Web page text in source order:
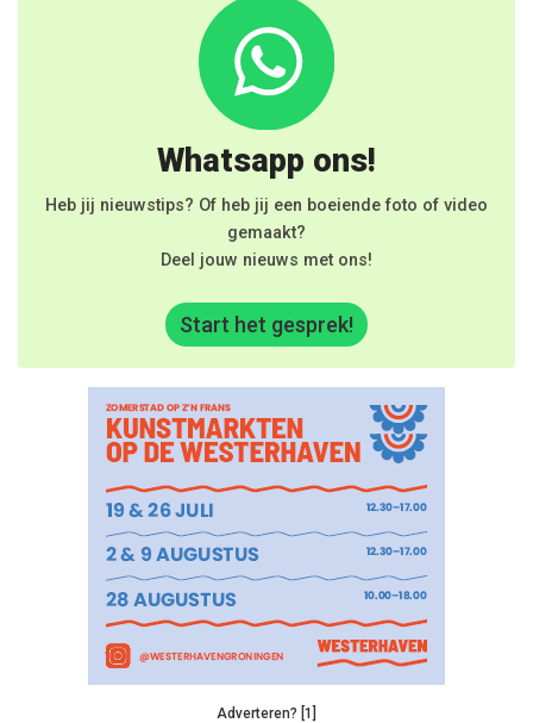
Whatsapp ons!
Heb jij nieuwstips? Of heb jij een boeiende foto of video
gemaakt?
Deel jouw nieuws met ons!
Start het gesprek!
Adverteren? [1]